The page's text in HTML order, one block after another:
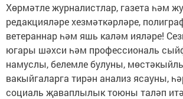
Хөрмәтле журналистлар, газета һәм
редакцияләре хезмәткәрләре,
ветераннар һәм яшь каләм ияләре!
югары шәхси һәм профессиональ
намуслы, белемле булуны,
вакыйгаларга тирән анализ ясауны,
социаль җаваплылык тоюны таләп